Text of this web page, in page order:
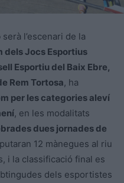
serà l’escenari de la
dels Jocs Esportius
Esportiu del Baix Ebre,
Rem Tortosa, ha
per les categories aleví
, en les modalitats
dues jornades de
12 mànegues al riu
i la classificació final es
dels esportistes